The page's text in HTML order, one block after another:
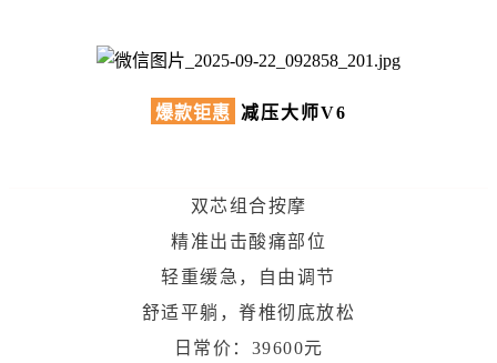
爆款钜惠 减压大师V6
双芯组合按摩
精准出击酸痛部位
轻重缓急，自由调节
舒适平躺，脊椎彻底放松
日常价：39600元